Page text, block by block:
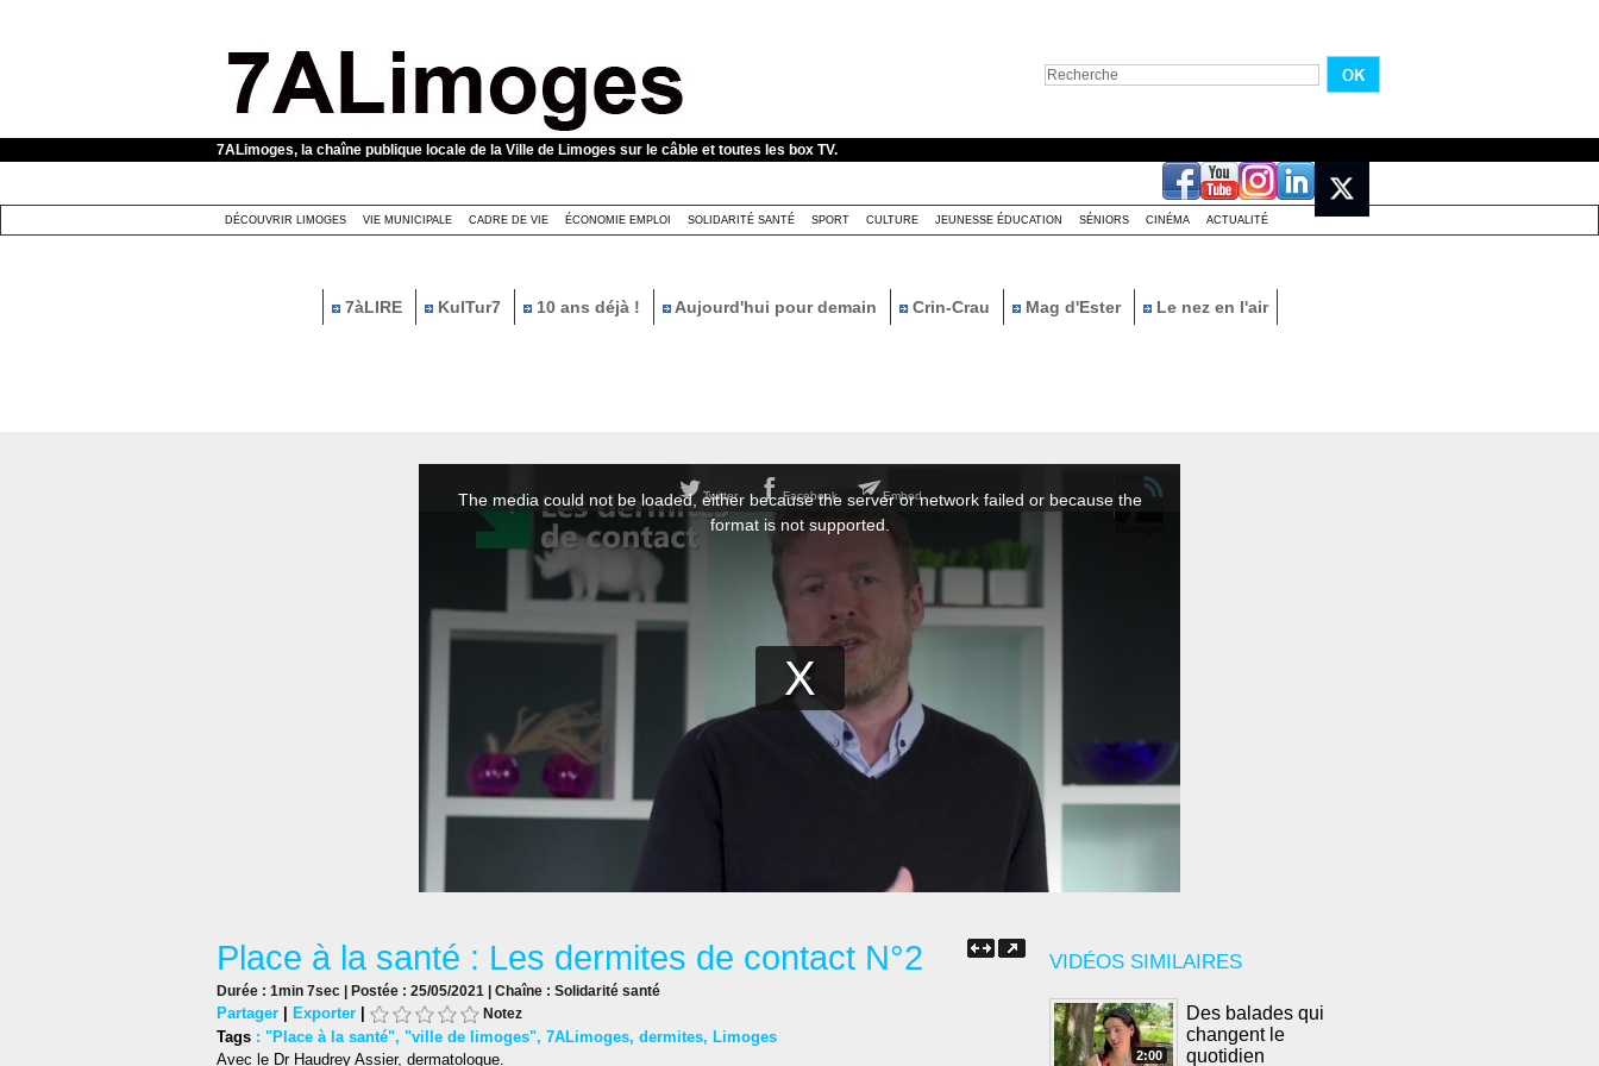
7ALimoges, la chaîne publique locale de la Ville de Limoges sur le câble et toutes les box TV.
DÉCOUVRIR LIMOGES VIE MUNICIPALE CADRE DE VIE ÉCONOMIE EMPLOI SOLIDARITÉ SANTÉ SPORT CULTURE JEUNESSE ÉDUCATION SÉNIORS CINÉMA ACTUALITÉ
7àLIRE KulTur7 10 ans déjà ! Aujourd'hui pour demain Crin-Crau Mag d'Ester Le nez en l'air
VIDÉOS SIMILAIRES
2:00
Des balades qui
changent le
quotidien
Place à la santé : Les dermites de contact N°2
Durée : 1min 7sec | Postée : 25/05/2021 | Chaîne : Solidarité santé
Partager | Exporter | Notez
Tags : "Place à la santé", "ville de limoges", 7ALimoges, dermites, Limoges
Avec le Dr Haudrey Assier, dermatologue.